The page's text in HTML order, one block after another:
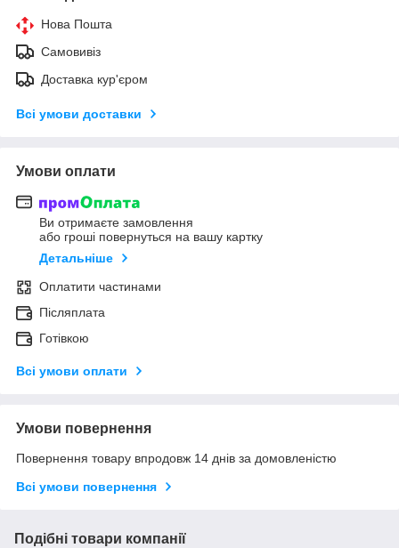
Нова Пошта
Самовивіз
Доставка кур'єром
Всі умови доставки
Умови оплати
Ви отримаєте замовлення
або гроші повернуться на вашу картку
Детальніше
Оплатити частинами
Післяплата
Готівкою
Всі умови оплати
Умови повернення
Повернення товару впродовж 14 днів за домовленістю
Всі умови повернення
Подібні товари компанії